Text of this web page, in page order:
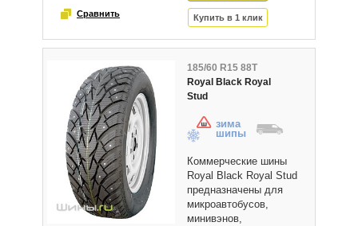
185/60 R15 88T
Royal Black Royal
Stud
зима
шипы
Коммерческие шины
Royal Black Royal Stud
предназначены для
микроавтобусов,
минивэнов,